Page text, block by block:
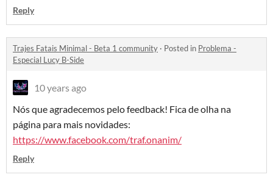
Reply
Trajes Fatais Minimal - Beta 1 community · Posted in Problema -
Especial Lucy B-Side
10 years ago
Nós que agradecemos pelo feedback! Fica de olha na
página para mais novidades:
https://www.facebook.com/traf.onanim/
Reply